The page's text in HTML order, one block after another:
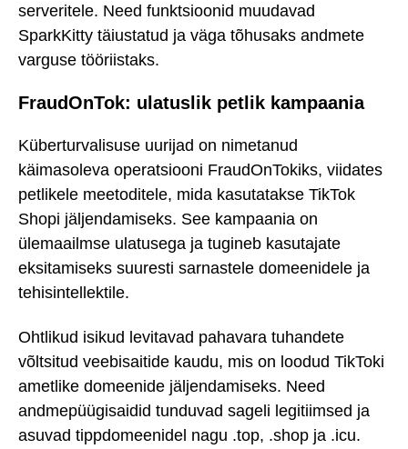
serveritele. Need funktsioonid muudavad
SparkKitty täiustatud ja väga tõhusaks andmete
varguse tööriistaks.
FraudOnTok: ulatuslik petlik kampaania
Küberturvalisuse uurijad on nimetanud
käimasoleva operatsiooni FraudOnTokiks, viidates
petlikele meetoditele, mida kasutatakse TikTok
Shopi jäljendamiseks. See kampaania on
ülemaailmse ulatusega ja tugineb kasutajate
eksitamiseks suuresti sarnastele domeenidele ja
tehisintellektile.
Ohtlikud isikud levitavad pahavara tuhandete
võltsitud veebisaitide kaudu, mis on loodud TikToki
ametlike domeenide jäljendamiseks. Need
andmepüügisaidid tunduvad sageli legitiimsed ja
asuvad tippdomeenidel nagu .top, .shop ja .icu.